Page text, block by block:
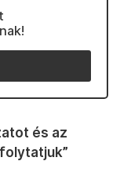
és az